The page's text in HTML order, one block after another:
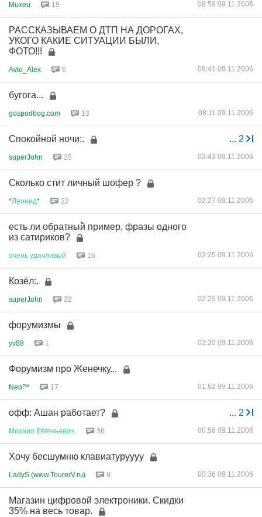
Muxeu 19 08:59 09.11.2006
РАССКАЗЫВАЕМ О ДТП НА ДОРОГАХ,
УКОГО КАКИЕ СИТУАЦИИ БЫЛИ,
ФОТО!!!
Avto_Alex 6 08:41 09.11.2006
бугога...
gospodbog.com 13 08:11 09.11.2006
... 2
Спокойной ночи:.
superJohn 25 02:43 09.11.2006
Сколько стит личный шофер ?
*Леонид* 22 02:27 09.11.2006
есть ли обратный пример, фразы одного
из сатириков?
очень удачливый 16 02:25 09.11.2006
Козёл:.
superJohn 22 02:20 09.11.2006
форумизмы
yv88 1 02:20 09.11.2006
Форумизм про Женечку...
Neo™ 17 01:52 09.11.2006
... 2
офф: Ашан работает?
Михаил Евгеньевич 38 00:58 09.11.2006
Хочу бесшумню клавиатуруууу
LadyS (www.TourerV.ru) 8 00:36 09.11.2006
Магазин цифровой электроники. Скидки
35% на весь товар.